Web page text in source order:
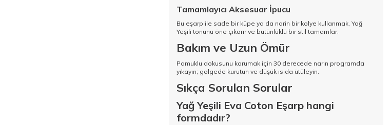
Tamamlayıcı Aksesuar İpucu
Bu eşarp ile sade bir küpe ya da narin bir kolye kullanmak, Yağ
Yeşili tonunu öne çıkarır ve bütünlüklü bir stil tamamlar.
Bakım ve Uzun Ömür
Pamuklu dokusunu korumak için 30 derecede narin programda
yıkayın; gölgede kurutun ve düşük ısıda ütüleyin.
Sıkça Sorulan Sorular
Yağ Yeşili Eva Coton Eşarp hangi
formdadır?